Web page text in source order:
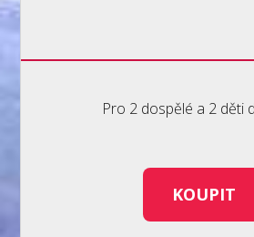
Pro 2 dospělé a 2 děti
KOUPIT